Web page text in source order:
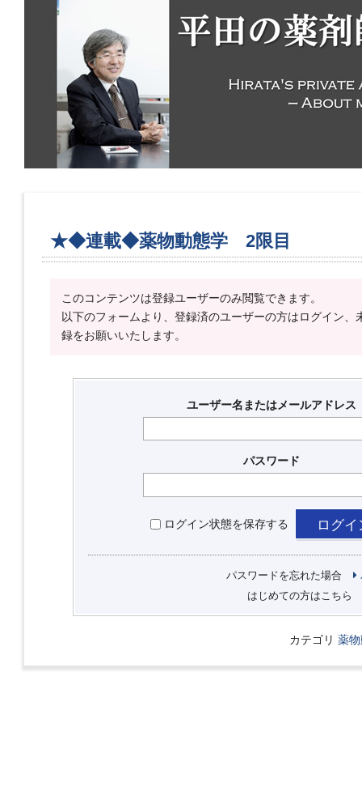
★◆連載◆薬物動態学 2限目
このコンテンツは登録ユーザーのみ閲覧できます。
以下のフォームより、登録済のユーザーの方はログイン、
録をお願いいたします。
ユーザー名またはメールアドレス
パスワード
ログイン状態を保存する
パスワードを忘れた場合
はじめての方はこちら
カテゴリ 薬